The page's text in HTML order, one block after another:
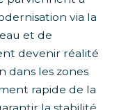
via la
et de
devenir réalité
dans les zones
rapide de la